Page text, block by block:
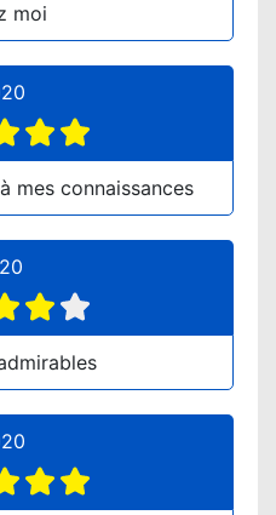
moi
mes connaissances